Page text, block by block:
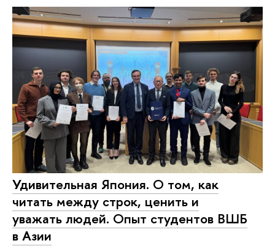
Удивительная Япония. О том, как
читать между строк, ценить и
уважать людей. Опыт студентов ВШБ
в Азии